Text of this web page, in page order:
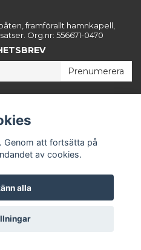
framförallt hamnkapell,
Org.nr: 556671-0470
Prenumerera
Quickbutik
Genom att fortsätta på
av cookies.
alla